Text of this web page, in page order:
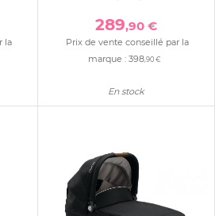
la
289,90 €
Prix de vente conseillé par la
marque : 398,90 €
En stock